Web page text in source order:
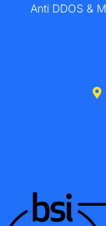
Anti DDOS &